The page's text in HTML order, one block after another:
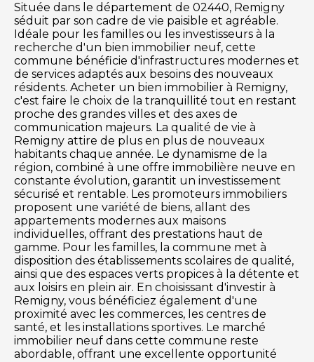
Située dans le département de 02440, Remigny
séduit par son cadre de vie paisible et agréable.
Idéale pour les familles ou les investisseurs à la
recherche d'un bien immobilier neuf, cette
commune bénéficie d'infrastructures modernes et
de services adaptés aux besoins des nouveaux
résidents. Acheter un bien immobilier à Remigny,
c'est faire le choix de la tranquillité tout en restant
proche des grandes villes et des axes de
communication majeurs. La qualité de vie à
Remigny attire de plus en plus de nouveaux
habitants chaque année. Le dynamisme de la
région, combiné à une offre immobilière neuve en
constante évolution, garantit un investissement
sécurisé et rentable. Les promoteurs immobiliers
proposent une variété de biens, allant des
appartements modernes aux maisons
individuelles, offrant des prestations haut de
gamme. Pour les familles, la commune met à
disposition des établissements scolaires de qualité,
ainsi que des espaces verts propices à la détente et
aux loisirs en plein air. En choisissant d'investir à
Remigny, vous bénéficiez également d'une
proximité avec les commerces, les centres de
santé, et les installations sportives. Le marché
immobilier neuf dans cette commune reste
abordable, offrant une excellente opportunité